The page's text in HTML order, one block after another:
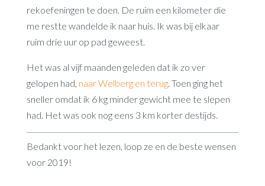
rekoefeningen te doen. De ruim een kilometer die
me restte wandelde ik naar huis. Ik was bij elkaar
ruim drie uur op pad geweest.
Het was al vijf maanden geleden dat ik zo ver
gelopen had, naar Welberg en terug. Toen ging het
sneller omdat ik 6 kg minder gewicht mee te slepen
had. Het was ook nog eens 3 km korter destijds.
Bedankt voor het lezen, loop ze en de beste wensen
voor 2019!